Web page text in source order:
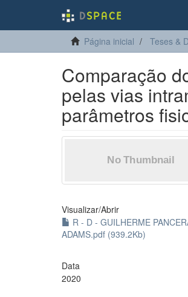
Página inicial Teses &
Comparação
pelas vias
parâmetros
Visualizar/Abrir
R - D - GUILHERME
ADAMS.pdf (939.2Kb)
Data
2020